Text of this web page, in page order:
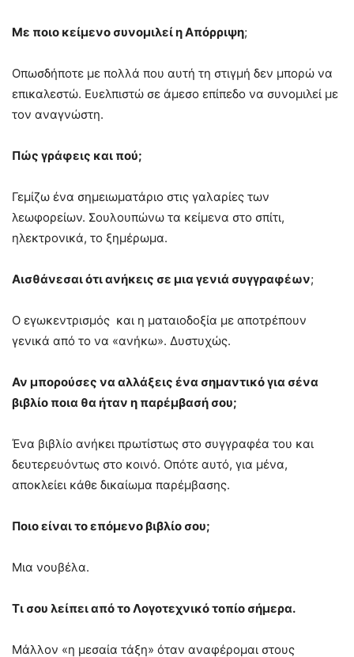
Με ποιο κείμενο συνομιλεί η Απόρριψη;
Οπωσδήποτε με πολλά που αυτή τη στιγμή δεν μπορώ να
επικαλεστώ. Ευελπιστώ σε άμεσο επίπεδο να συνομιλεί με
τον αναγνώστη.
Πώς γράφεις και πού;
Γεμίζω ένα σημειωματάριο στις γαλαρίες των
λεωφορείων. Σουλουπώνω τα κείμενα στο σπίτι,
ηλεκτρονικά, το ξημέρωμα.
Αισθάνεσαι ότι ανήκεις σε μια γενιά συγγραφέων;
Ο εγωκεντρισμός και η ματαιοδοξία με αποτρέπουν
γενικά από το να «ανήκω». Δυστυχώς.
Αν μπορούσες να αλλάξεις ένα σημαντικό για σένα
βιβλίο ποια θα ήταν η παρέμβασή σου;
Ένα βιβλίο ανήκει πρωτίστως στο συγγραφέα του και
δευτερευόντως στο κοινό. Οπότε αυτό, για μένα,
αποκλείει κάθε δικαίωμα παρέμβασης.
Ποιο είναι το επόμενο βιβλίο σου;
Μια νουβέλα.
Tι σου λείπει από το Λογοτεχνικό τοπίο σήμερα.
Μάλλον «η μεσαία τάξη» όταν αναφέρομαι στους